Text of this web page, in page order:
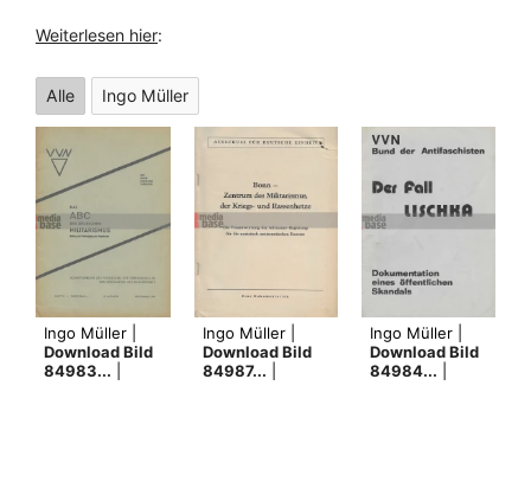
Weiterlesen hier:
Alle Ingo Müller
Ingo Müller |
Download Bild
84983...
Ingo Müller |
Download Bild
84987...
Ingo Müller |
Download Bild
84984...